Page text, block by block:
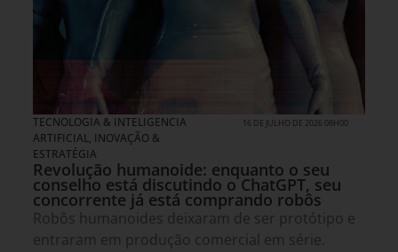
TECNOLOGIA & INTELIGENCIA
ARTIFICIAL, INOVAÇÃO &
ESTRATÉGIA
16 DE JULHO DE 2026 08H00
Revolução humanoide: enquanto o seu
conselho está discutindo o ChatGPT, seu
concorrente já está comprando robôs
Robôs humanoides deixaram de ser protótipo e
entraram em produção comercial em série.